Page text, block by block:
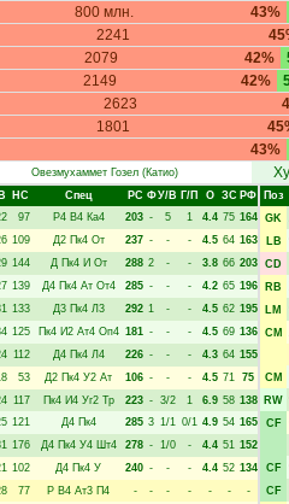
800 млн. 43%
2241
2079 42%
2149 42%
2623
1801
43%
Овезмухаммет Гозел (Катио)
В НC Спец РC ФУ/В Г/П О ЗС РФ
97 Р4 В4 Ка4 203 - 5 1 4.4 75 164
109 Д2 Пк4 От 237 - - - 4.5 64 163
144 Д Пк4 И От 288 2 - - 3.8 66 203
139 Д4 Пк4 Ат От4 285 - - - 4.2 65 196
133 Д3 Пк4 Л3 292 1 - - 4.5 62 195
125 Пк4 И2 Ат4 Оп4 181 - - - 4.5 69 136
112 Д4 Пк4 Л4 226 - - - 4.3 64 155
53 Д2 Пк4 У2 Ат 106 - - - 4.5 71 75
117 Пк4 И4 Уг2 Тр 223 - 3/2 1 6.9 58 138
121 Д4 Пк4 285 3 1/1 0/1 4.9 54 165
176 Д4 Пк4 У4 Шт4 278 - 1/0 - 4.4 51 152
102 Д4 Пк4 У 240 - - - 4.4 52 134
77 Р В4 Ат3 П4 - - - - - -
-
Поз
GK
LB
CD
RB
LM
CM
CM
RW
CF
CF
CF